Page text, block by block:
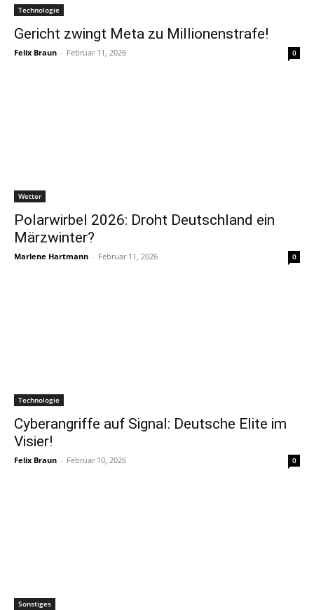
Technologie
Gericht zwingt Meta zu Millionenstrafe!
Felix Braun - Februar 11, 2026 0
Wetter
Polarwirbel 2026: Droht Deutschland ein
Märzwinter?
Marlene Hartmann - Februar 11, 2026 0
Technologie
Cyberangriffe auf Signal: Deutsche Elite im
Visier!
Felix Braun - Februar 10, 2026 0
Sonstiges